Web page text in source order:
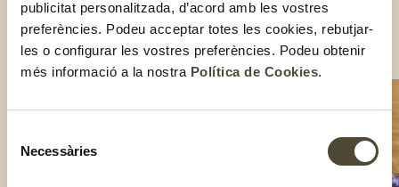
publicitat personalitzada, d’acord amb les vostres
preferències. Podeu acceptar totes les cookies, rebutjar-
les o configurar les vostres preferències. Podeu obtenir
més informació a la nostra Política de Cookies.
Necessàries
dues cullerades d’amanida, vinagreta al gust i dues
cullerades de pulled pork.
Compartir: